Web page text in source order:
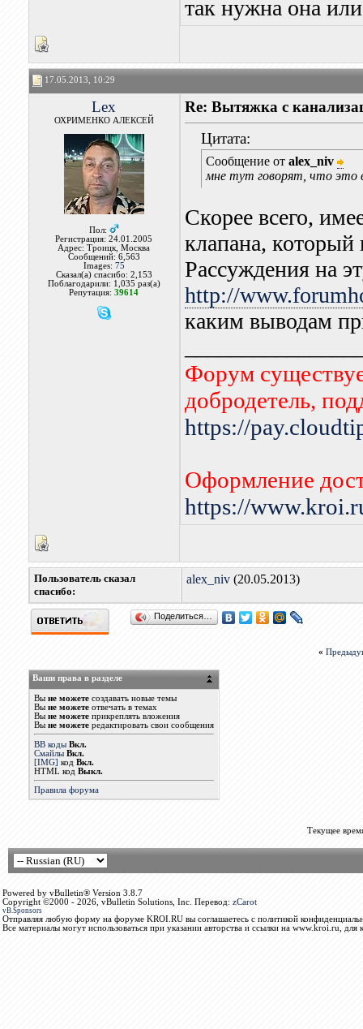
так нужна она
17.05.2013, 10:29
Lex
ОХРИМЕНКО АЛЕКСЕЙ
Пол:
Регистрация: 24.01.2005
Адрес: Троицк, Москва
Сообщений: 6,563
Images: 75
Сказал(а) спасибо: 2,153
Поблагодарили: 1,035 раз(а)
Репутация:39614
Re: Вытяжка с
Цитата:
Сообщение от alex_niv
мне тут говорят, что это
Скорее всего,
клапана, который
Рассуждения на
http://
каким выводам
Форум
добродетель,
https://
Оформление
https://
Пользователь сказал
cпасибо:
alex_niv(20.05.2013)
Поделиться…
«
Ваши права в разделе
Вы не можетесоздавать новые темы
Вы не можетеотвечать в темах
Вы не можетеприкреплять вложения
Вы не можетередактировать свои сообщения
BB коды Вкл.
Смайлы Вкл.
[IMG] код Вкл.
HTML код Выкл.
Правила форума
Текущее
Powered by vBulletin® Version 3.8.7
Copyright ©2000 - 2026, vBulletin Solutions, Inc. Перевод: zCarot
vB.Sponsors
Отправляя любую форму на форуме KROI.RU вы соглашаетесь с политикой
Все материалы могут использоваться при указании авторства и ссылки на www.kroi.ru, для